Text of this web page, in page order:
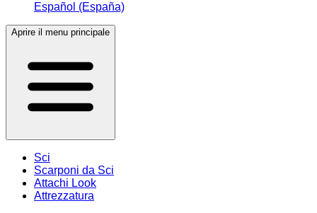
Español (España)
Aprire il menu principale
Sci
Scarponi da Sci
Attachi Look
Attrezzatura